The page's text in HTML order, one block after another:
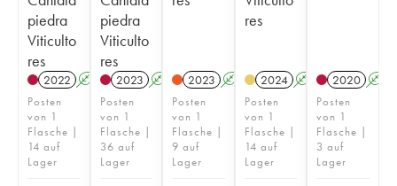
piedra
Viticulto
res
2022 A
Posten
von 1
Flasche |
14 auf
Lager
piedra
Viticulto
res
2023 A
Posten
von 1
Flasche |
36 auf
Lager
2023 A K
Posten
von 1
Flasche |
9 auf
Lager
res
2024 A K
Posten
von 1
Flasche |
14 auf
Lager
2020 A
Posten
von 1
Flasche |
3 auf
Lager